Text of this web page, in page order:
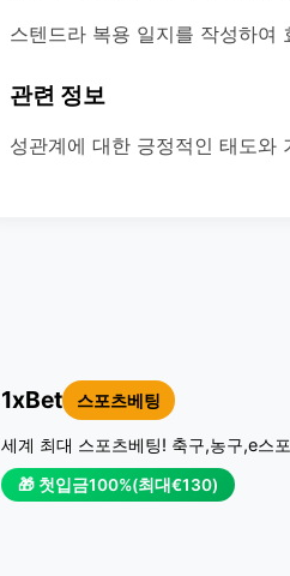
스텐드라 복용 일지를 작성하여
관련 정보
성관계에 대한 긍정적인 태도와
1xBet 스포츠베팅
세계 최대 스포츠베팅! 축구,농구,e스
🎁 첫입금100%(최대€130)